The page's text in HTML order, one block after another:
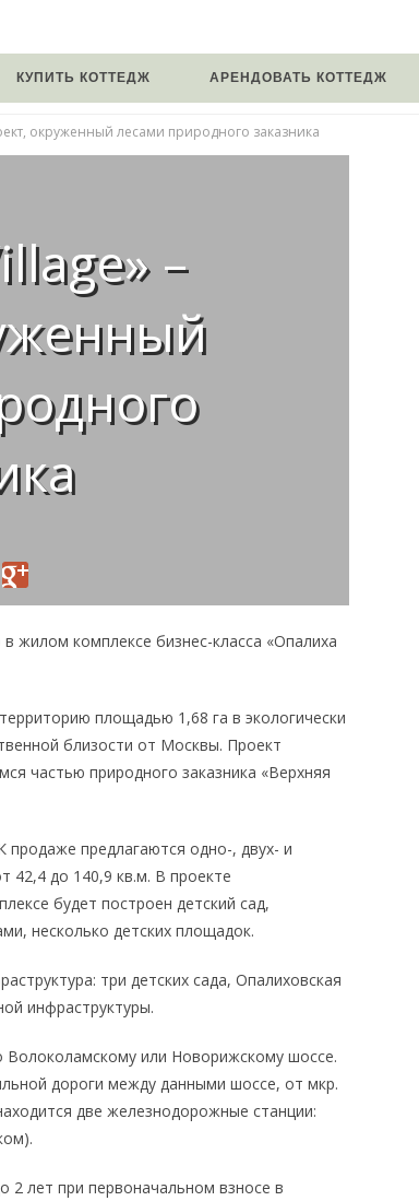
КУПИТЬ КОТТЕДЖ АРЕНДОВАТЬ КОТТЕДЖ
окруженный лесами природного заказника
–
жилом комплексе бизнес-класса «Опалиха
площадью 1,68 га в экологически
близости от Москвы. Проект
частью природного заказника «Верхняя
продаже предлагаются одно-, двух- и
42,4 до 140,9 кв.м. В проекте
будет построен детский сад,
несколько детских площадок.
три детских сада, Опалиховская
инфраструктуры.
или Новорижскому шоссе.
дороги между данными шоссе, от мкр.
две железнодорожные станции:
2 лет при первоначальном взносе в